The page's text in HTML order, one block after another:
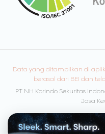
Data yang ditampilkan di
berasal dari BEI dan
PT NH Korindo Sekuritas
Jasa
© Copyright 2026 NH